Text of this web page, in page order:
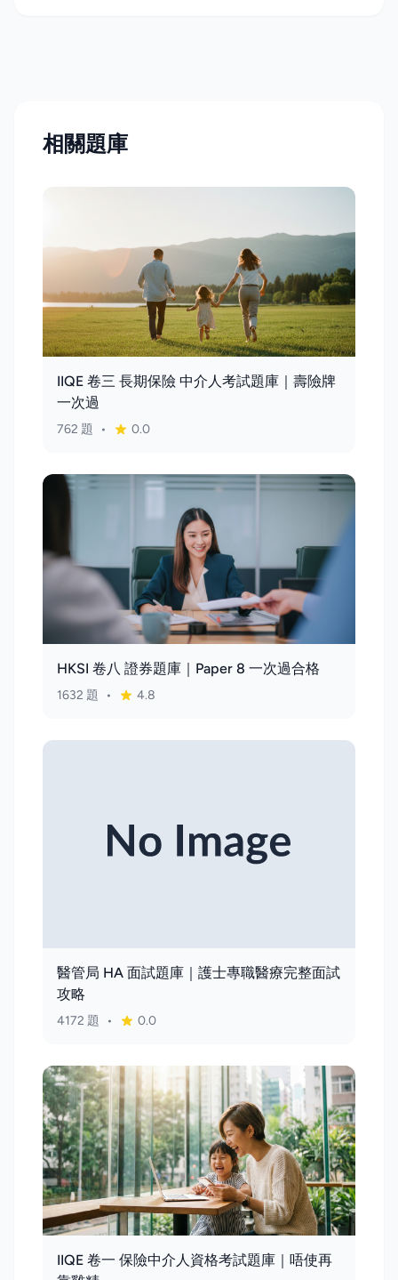
相關題庫
IIQE 卷三 長期保險 中介人考試題庫｜壽險牌
一次過
762 題 • 0.0
HKSI 卷八 證券題庫｜Paper 8 一次過合格
1632 題 • 4.8
醫管局 HA 面試題庫｜護士專職醫療完整面試
攻略
4172 題 • 0.0
IIQE 卷一 保險中介人資格考試題庫｜唔使再